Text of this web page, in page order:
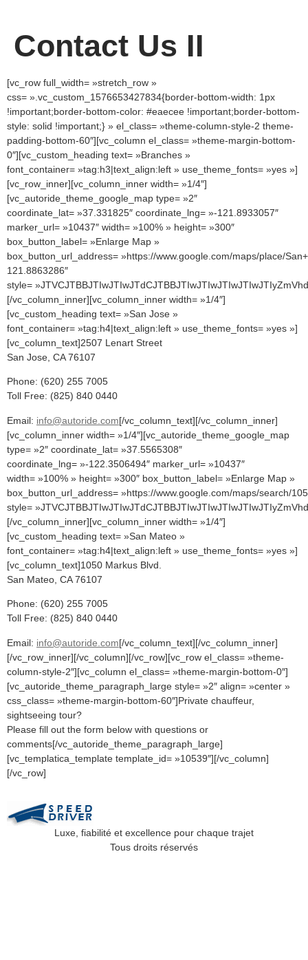
Contact Us II
[vc_row full_width= »stretch_row » css= ».vc_custom_1576653427834{border-bottom-width: 1px !important;border-bottom-color: #eaecee !important;border-bottom-style: solid !important;} » el_class= »theme-column-style-2 theme-padding-bottom-60″][vc_column el_class= »theme-margin-bottom-0″][vc_custom_heading text= »Branches » font_container= »tag:h3|text_align:left » use_theme_fonts= »yes »][vc_row_inner][vc_column_inner width= »1/4″][vc_autoride_theme_google_map type= »2″ coordinate_lat= »37.331825″ coordinate_lng= »-121.8933057″ marker_url= »10437″ width= »100% » height= »300″ box_button_label= »Enlarge Map » box_button_url_address= »https://www.google.com/maps/place/San+Jose,+Kalifornia,+Stany+Zjednoczone/@37.331825,-121.8933057z/data=!4m5!3m4!1s0x808fcae48af93ff5:0xb99d8c0aca9f717b!8m2!3d37.3382082!4d-121.8863286″ style= »JTVCJTBBJTIwJTIwJTdCJTBBJTIwJTIwJTIwJTIwJTIyZmVhdHVyZVR5cGUlMjIlM0ElMjAlMjJhZG1pbmlzdHJhdGl2ZSUyMiUyQyUwQSUyMCUyMCUyMCUyMCUyMnN0eWxlcnMlMjIlM0ElMjAlNUIlMEElMjAlMjAlMjAlMjAlMjAlMjAlN0IlMEElMjAlMjAlMjAlMjAlMjAlMjAlMjAlMjAlMjJsaWdodG5lc3MlMjIlM0ElMjAtMTAwJTBBJTIwJTIwJTIwJTIwJTIwJTIwJTdEJTJDJTBBJTIwJTIwJTIwJTIwJTIwJTIwJTdCJTBBJTIwJTIwJTIwJTIwJTIwJTIwJTIwJTIwJTIydmlzaWJpbGl0eSUyMiUzQSUyMCUyMm9mZiUyMiUwQSUyMCUyMCUyMCUyMCUyMCUyMCU3RCUwQSUyMCUyMCUyMCUyMCU1RCUwQSUyMCUyMCU3RCUyQyUwQSUyMCUyMCU3QiUwQSUyMCUyMCUyMCUyMCUyMmZlYXR1cmVUeXBlJTIyJTNBJTIwJTIyYWRtaW5pc3RyYXRpdmUuY291bnRyeSUyMiUyQyUwQSUyMCUyMCUyMCUyMCUyMmVsZW1lbnRUeXBlJTIyJTNBJTIwJTIybGFiZWxzLnRleHQlMjIlMkMlMEElMjAlMjAlMjAlMjAlMjJzdHlsZXJzJTIyJTNBJTIwJTVCJTBBJTIwJTIwJTIwJTIwJTIwJTIwJTdCJTBBJTIwJTIwJTIwJTIwJTIwJTIwJTIwJTIwJTIyY29sb3IlMjIlM0ElMjAlMjIlMjNmZjAwMDAlMjIlMEElMjAlMjAlMjAlMjAlMjAlMjAlN0QlMkMlMEElMjAlMjAlMjAlMjAlMjAlMjAlN0IlMEElMjAlMjAlMjAlMjAlMjAlMjAlMjAlMjAlMjJnYW1tYSUyMiUzQSUyMCUyMjAuNTAlMjIlMEElMjAlMjAlMjAlMjAlMjAlMjAlN0QlMkMlMEElMjAlMjAlMjAlMjAlMjAlMjAlN0IlMEElMjAlMjAlMjAlMjAlMjAlMjAlMjAlMjAlMjJ2aXNpYmlsaXR5JTIyJTNBJTIwJTIyb2ZmJTIyJTBBJTIwJTIwJTIwJTIwJTIwJTIwJTdEJTBBJTIwJTIwJTIwJTIwJTVEJTBBJTIwJTIwJTdEJTJDJTBBJTIwJTIwJTdCJTBBJTIwJTIwJTIwJTIwJTIyZmVhdHVyZVR5cGUlMjIlM0ElMjAlMjJhZG1pbmlzdHJhdGl2ZS5uZWlnaGJvcmhvb2QlMjIlMkMlMEElMjAlMjAlMjAlMjAlMjJlbGVtZW50VHlwZSUyMiUzQSUyMCUyMmxhYmVscyUyMiUyQyUwQSUyMCUyMCUyMCUyMCUyMnN0eWxlcnMlMjIlM0ElMjAlNUIlMEElMjAlMjAlMjAlMjAlMjAlMjAlN0IlMEElMjAlMjAlMjAlMjAlMjAlMjAlMjAlMjAlMjJjb2xvciUyMiUzQSUyMCUyMiUyMzAwMDAwMCUyMiUwQSUyMCUyMCUyMCUyMCUyMCUyMCU3RCUyQyUwQSUyMCUyMCUyMCUyMCUyMCUyMCU3QiUwQSUyMCUyMCUyMCUyMCUyMCUyMCUyMCUyMCUyMnZpc2liaWxpdHklMjIlM0ElMjAlMjJvbiUyMiUwQSUyMCUyMCUyMCUyMCUyMCUyMCU3RCUwQSUyMCUyMCUyMCUyMCU1RCUwQSUyMCUyMCU3RCUyQyUwQSUyMCUyMCU3QiUwQSUyMCUyMCUyMCUyMCUyMmZlYXR1cmVUeXBlJTIyJTNBJTIwJTIyYWRtaW5pc3RyYXRpdmUubmVpZ2hib3Job29kJTIyJTJDJTBBJTIwJTIwJTIwJTIwJTIyZWxlbWVudFR5cGUlMjIlM0ElMjAlMjJsYWJlbHMudGV4dCUyMiUyQyUwQSUyMCUyMCUyMCUyMCUyMnN0eWxlcnMlMjIlM0ElMjAlNUIlMEElMjAlMjAlMjAlMjAlMjAlMjAlN0IlMEElMjAlMjAlMjAlMjAlMjAlMjAlMjAlMjAlMjJjb2xvciUyMiUzQSUyMCUyMiUyMzAwMDAwMCUyMiUwQSUyMCUyMCUyMCUyMCUyMCUyMCU3RCUyQyUwQSUyMCUyMCUyMCUyMCUyMCUyMCU3QiUwQSUyMCUyMCUyMCUyMCUyMCUyMCUyMCUyMCUyMmdhbW1hJTIyJTNBJTIwJTIyMC4wMCUyMiUwQSUyMCUyMCUyMCUyMCUyMCUyMCU3RCUyQyUwQSUyMCUyMCUyMCUyMCUyMCUyMCU3QiUwQSUyMCUyMCUyMCUyMCUyMCUyMCUyMCUyMCUyMnZpc2liaWxpdHklMjIlM0ElMjAlMjJvbiUyMiUwQSUyMCUyMCUyMCUyMCUyMCUyMCU3RCUyQyUwQSUyMCUyMCUyMCUyMCUyMCUyMCU3QiUwQSUyMCUyMCUyMCUyMCUyMCUyMCUyMCUyMCUyMndlaWdodCUyMiUzQSUyMCUyMjAuNTAlMjIlMEElMjAlMjAlMjAlMjAlMjAlMjAlN0QlMEElMjAlMjAlMjAlMjAlNUQlMEElMjAlMjAlN0QlMkMlMEElMjAlMjAlN0IlMEElMjAlMjAlMjAlMjAlMjJmZWF0dXJlVHlwZSUyMiUzQSUyMCUyMmFkbWluaXN0cmF0aXZlLm5laWdoYm9yaG9vZCUyMiUyQyUwQSUyMCUyMCUyMCUyMCUyMmVsZW1lbnRUeXBlJTIyJTNBJTIwJTIybGFiZWxzLnRleHQuc3Ryb2tlJTIyJTJDJTBBJTIwJTIwJTIwJTIwJTIyc3R5bGVycyUyMiUzQSUyMCU1QiUwQSUyMCUyMCUyMCUyMCUyMCUyMCU3QiUwQSUyMCUyMCUyMCUyMCUyMCUyMCUyMCUyMCUyMnZpc2liaWxpdHklMjIlM0ElMjAlMjJvZmYlMjIlMEElMjAlMjAlMjAlMjAlMjAlMjAlN0QlMEElMjAlMjAlMjAlMjAlNUQlMEElMjAlMjAlN0QlMkMlMEElMjAlMjAlN0IlMEElMjAlMjAlMjAlMjAlMjJmZWF0dXJlVHlwZSUyMiUzQSUyMCUyMmxhbmRzY2FwZSUyMiUyQyUwQSUyMCUyMCUyMCUyMCUyMmVsZW1lbnRUeXBlJTIyJTNBJTIwJTIyZ2VvbWV0cnklMjIlMkMlMEElMjAlMjAlMjAlMjAlMjJzdHlsZXJzJTIyJTNBJTIwJTVCJTBBJTIwJTIwJTIwJTIwJTIwJTIwJTdCJTBBJTIwJTIwJTIwJTIwJTIwJTIwJTIwJTIwJTIyY29sb3IlMjIlM0ElMjAlMjIlMjNmNmY2ZjYlMjIlMEElMjAlMjAlMjAlMjAlMjAlMjAlN0QlMkMlMEElMjAlMjAlMjAlMjAlMjAlMjAlN0IlMEElMjAlMjAlMjAlMjAlMjAlMjAlMjAlMjAlMjJ2aXNpYmlsaXR5JTIyJTNBJTIwJTIyb24lMjIlMEElMjAlMjAlMjAlMjAlMjAlMjAlN0QlMkMlMEElMjAlMjAlMjAlMjAlMjAlMjAlN0IlMEElMjAlMjAlMjAlMjAlMjAlMjAlMjAlMjAlMjJ3ZWlnaHQlMjIlM0ElMjAxJTBBJTIwJTIwJTIwJTIwJTIwJTIwJTdEJTBBJTIwJTIwJTIwJTIwJTVEJTBBJTIwJTIwJTdEJTJDJTBBJTIwJTIwJTdCJTBBJTIwJTIwJTIwJTIwJTIyZmVhdHVyZVR5cGUlMjIlM0ElMjAlMjJsYW5kc2NhcGUlMjIlMkMlMEElMjAlMjAlMjAlMjAlMjJlbGVtZW50VHlwZSUyMiUzQSUyMCUyMmxhYmVscyUyMiUyQyUwQSUyMCUyMCUyMCUyMCUyMnN0eWxlcnMlMjIlM0ElMjAlNUIlMEElMjAlMjAlMjAlMjAlMjAlMjAlN0IlMEElMjAlMjAlMjAlMjAlMjAlMjAlMjAlMjAlMjJodWUlMjIlM0ElMjAlMjIlMjMwMDAwMDAlMjIlMEElMjAlMjAlMjAlMjAlMjAlMjAlN0QlMkMlMEElMjAlMjAlMjAlMjAlMjAlMjAlN0IlMEElMjAlMjAlMjAlMjAlMjAlMjAlMjAlMjAlMjJzYXR1cmF0aW9uJTIyJTNBJTIwLTEwMCUwQSUyMCUyMCUyMCUyMCUyMCUyMCU3RCUyQyUwQSUyMCUyMCUyMCUyMCUyMCUyMCU3QiUwQSUyMCUyMCUyMCUyMCUyMCUyMCUyMCUyMCUyMmxpZ2h0bmVzcyUyMiUzQSUyMC0xMDAlMEElMjAlMjAlMjAlMjAlMjAlMjAlN0QlMkMlMEElMjAlMjAlMjAlMjAlMjAlMjAlN0IlMEElMjAlMjAlMjAlMjAlMjAlMjAlMjAlMjAlMjJ2aXNpYmlsaXR5JTIyJTNBJTIwJTIyb2ZmJTIyJTBBJTIwJTIwJTIwJTIwJTIwJTIwJTdEJTBBJTIwJTIwJTIwJTIwJTVEJTBBJTIwJTIwJTdEJTJDJTBBJTIwJTIwJTdCJTBBJTIwJTIwJTIwJTIwJTIyZmVhdHVyZVR5cGUlMjIlM0ElMjAlMjJsYW5kc2NhcGUubWFuX21hZGUlMjIlMkMlMEElMjAlMjAlMjAlMjAlMjJzdHlsZXJzJTIyJTNBJTIwJTVCJTBBJTIwJTIwJTIwJTIwJTIwJTIwJTdCJTBBJTIwJTIwJTIwJTIwJTIwJTIwJTIwJTIwJTIydmlzaWJpbGl0eSUyMiUzQSUyMCUyMnNpbXBsaWZpZWQlMjIlMEElMjAlMjAlMjAlMjAlMjAlMjAlN0QlMEElMjAlMjAlMjAlMjAlNUQlMEElMjAlMjAlN0QlMkMlMEElMjAlMjAlN0IlMEElMjAlMjAlMjAlMjAlMjJmZWF0dXJlVHlwZSUyMiUzQSUyMCUyMmxhbmRzY2FwZS5tYW5fbWFkZSUyMiUyQyUwQSUyMCUyMCUyMCUyMCUyMmVsZW1lbnRUeXBlJTIyJTNBJTIwJTIyZ2VvbWV0cnkuZmlsbCUyMiUyQyUwQSUyMCUyMCUyMCUyMCUyMnN0eWxlcnMlMjIlM0ElMjAlNUIlMEElMjAlMjAlMjAlMjAlMjAlMjAlN0IlMEElMjAlMjAlMjAlMjAlMjAlMjAlMjAlMjAlMjJjb2xvciUyMiUzQSUyMCUyMiUyM2Y2ZjZmNiUyMiUwQSUyMCUyMCUyMCUyMCUyMCUyMCU3RCUwQSUyMCUyMCUyMCUyMCU1RCUwQSUyMCUyMCU3RCUyQyUwQSUyMCUyMCU3QiUwQSUyMCUyMCUyMCUyMCUyMmZlYXR1cmVUeXBlJTIyJTNBJTIwJTIycG9pJTIyJTJDJTBBJTIwJTIwJTIwJTIwJTIyc3R5bGVycyUyMiUzQSUyMCU1QiUwQSUyMCUyMCUyMCUyMCUyMCUyMCU3QiUwQSUyMCUyMCUyMCUyMCUyMCUyMCUyMCUyMCUyMnNhdHVyYXRpb24lMjIlM0ElMjAtMTAwJTBBJTIwJTIwJTIwJTIwJTIwJTIwJTdEJTJDJTBBJTIwJTIwJTIwJTIwJTIwJTIwJTdCJTBBJTIwJTIwJTIwJTIwJTIwJTIwJTIwJTIwJTIybGlnaHRuZXNzJTIyJTNBJTIwLTEwMCUwQSUyMCUyMCUyMCUyMCUyMCUyMCU3RCUyQyUwQSUyMCUyMCUyMCUyMCUyMCUyMCU3QiUwQSUyMCUyMCUyMCUyMCUyMCUyMCUyMCUyMCUyMnZpc2liaWxpdHklMjIlM0ElMjAlMjJvZmYlMjIlMEElMjAlMjAlMjAlMjAlMjAlMjAlN0QlMEElMjAlMjAlMjAlMjAlNUQlMEElMjAlMjAlN0QlMkMlMEElMjAlMjAlN0IlMEElMjAlMjAlMjAlMjAlMjJmZWF0dXJlVHlwZSUyMiUzQSUyMCUyMnJvYWQlMjIlMkMlMEElMjAlMjAlMjAlMjAlMjJlbGVtZW50VHlwZSUyMiUzQSUyMCUyMmdlb21ldHJ5JTIyJTJDJTBBJTIwJTIwJTIwJTIwJTIyc3R5bGVycyUyMiUzQSUyMCU1QiUwQSUyMCUyMCUyMCUyMCUyMCUyMCU3QiUwQSUyMCUyMCUyMCUyMCUyMCUyMCUyMCUyMCUyMmNvbG9yJTIyJTNBJTIwJTIyJTIzY2VkM2Q5JTIyJTBBJTIwJTIwJTIwJTIwJTIwJTIwJTdEJTJDJTBBJTIwJTIwJTIwJTIwJTIwJTIwJTdCJTBBJTIwJTIwJTIwJTIwJTIwJTIwJTIwJTIwJTIydmlzaWJpbGl0eSUyMiUzQSUyMCUyMnNpbXBsaWZpZWQlMjIlMEElMjAlMjAlMjAlMjAlMjAlMjAlN0QlMkMlMEElMjAlMjAlMjAlMjAlMjAlMjAlN0IlMEElMjAlMjAlMjAlMjAlMjAlMjAlMjAlMjAlMjJ3ZWlnaHQlMjIlM0ElMjAxJTBBJTIwJTIwJTIwJTIwJTIwJTIwJTdEJTBBJTIwJTIwJTIwJTIwJTVEJTBBJTIwJTIwJTdEJTJDJTBBJTIwJTIwJTdCJTBBJTIwJTIwJTIwJTIwJTIyZmVhdHVyZVR5cGUlMjIlM0ElMjAlMjJyb2FkJTIyJTJDJTBBJTIwJTIwJTIwJTIwJTIyZWxlbWVudFR5cGUlMjIlM0ElMjAlMjJsYWJlbHMlMjIlMkMlMEElMjAlMjAlMjAlMjAlMjJzdHlsZXJzJTIyJTNBJTIwJTVCJTBBJTIwJTIwJTIwJTIwJTIwJTIwJTdCJTBBJTIwJTIwJTIwJTIwJTIwJTIwJTIwJTIwJTIydmlzaWJpbGl0eSUyMiUzQSUyMCUyMm9mZiUyMiUwQSUyMCUyMCUyMCUyMCUyMCUyMCU3RCUwQSUyMCUyMCUyMCUyMCU1RCUwQSUyMCUyMCU3RCUyQyUwQSUyMCUyMCU3QiUwQSUyMCUyMCUyMCUyMCUyMmZlYXR1cmVUeXBlJTIyJTNBJTIwJTIycm9hZCUyMiUyQyUwQSUyMCUyMCUyMCUyMCUyMmVsZW1lbnRUeXBlJTIyJTNBJTIwJTIybGFiZWxzLnRleHQlMjIlMkMlMEElMjAlMjAlMjAlMjAlMjJzdHlsZXJzJTIyJTNBJTIwJTVCJTBBJTIwJTIwJTIwJTIwJTIwJTIwJTdCJTBBJTIwJTIwJTIwJTIwJTIwJTIwJTIwJTIwJTIydmlzaWJpbGl0eSUyMiUzQSUyMCUyMm9mZiUyMiUwQSUyMCUyMCUyMCUyMCUyMCUyMCU3RCUwQSUyMCUyMCUyMCUyMCU1RCUwQSUyMCUyMCU3RCUyQyUwQSUyMCUyMCU3QiUwQSUyMCUyMCUyMCUyMCUyMmZlYXR1cmVUeXBlJTIyJTNBJTIwJTIycm9hZC5hcnRlcmlhbCUyMiUyQyUwQSUyMCUyMCUyMCUyMCUyMmVsZW1lbnRUeXBlJTIyJTNBJTIwJTIyZ2VvbWV0cnklMjIlMkMlMEElMjAlMjAlMjAlMjAlMjJzdHlsZXJzJTIyJTNBJTIwJTVCJTBBJTIwJTIwJTIwJTIwJTIwJTIwJTdCJTBBJTIwJTIwJTIwJTIwJTIwJTIwJTIwJTIwJTIydmlzaWJpbGl0eSUyMiUzQSUyMCUyMnNpbXBsaWZpZWQlMjIlMEElMjAlMjAlMjAlMjAlMjAlMjAlN0QlMEElMjAlMjAlMjAlMjAlNUQlMEElMjAlMjAlN0QlMkMlMEElMjAlMjAlN0IlMEElMjAlMjAlMjAlMjAlMjJmZWF0dXJlVHlwZSUyMiUzQSUyMCUyMnJvYWQuaGlnaHdheSUyMiUyQyUwQSUyMCUyMCUyMCUyMCUyMmVsZW1lbnRUeXBlJTIyJTNBJTIwJTIybGFiZWxzLnRleHQlMjIlMkMlMEElMjAlMjAlMjAlMjAlMjJzdHlsZXJzJTIyJTNBJTIwJTVCJTBBJTIwJTIwJTIwJTIwJTIwJTIwJTdCJTBBJTIwJTIwJTIwJTIwJTIwJTIwJTIwJTIwJTIyY29sb3IlMjIlM0ElMjAlMjIlMjM1NTY2NzclMjIlMEElMjAlMjAlMjAlMjAlMjAlMjAlN0QlMkMlMEElMjAlMjAlMjAlMjAlMjAlMjAlN0IlMEElMjAlMjAlMjAlMjAlMjAlMjAlMjAlMjAlMjJ2aXNpYmlsaXR5JTIyJTNBJTIwJTIyb2ZmJTIyJTBBJTIwJTIwJTIwJTIwJTIwJTIwJTdEJTBBJTIwJTIwJTIwJTIwJTVEJTBBJTIwJTIwJTdEJTJDJTBBJTIwJTIwJTdCJTBBJTIwJTIwJTIwJTIwJTIyZmVhdHVyZVR5cGUlMjIlM0ElMjAlMjJyb2FkLmxvY2FsJTIyJTJDJTBBJTIwJTIwJTIwJTIwJTIyZWxlbWVudFR5cGUlMjIlM0ElMjAlMjJsYWJlbHMlMjIlMkMlMEElMjAlMjAlMjAlMjAlMjJzdHlsZXJzJTIyJTNBJTIwJTVCJTBBJTIwJTIwJTIwJTIwJTIwJTIwJTdCJTBBJTIwJTIwJTIwJTIwJTIwJTIwJTIwJTIwJTIydmlzaWJpbGl0eSUyMiUzQSUyMCUyMm9mZiUyMiUwQSUyMCUyMCUyMCUyMCUyMCUyMCU3RCUwQSUyMCUyMCUyMCUyMCU1RCUwQSUyMCUyMCU3RCUyQyUwQSUyMCUyMCU3QiUwQSUyMCUyMCUyMCUyMCUyMmZlYXR1cmVUeXBlJTIyJTNBJTIwJTIycm9hZC5sb2NhbCUyMiUyQyUwQSUyMCUyMCUyMCUyMCUyMmVsZW1lbnRUeXBlJTIyJTNBJTIwJTIybGFiZWxzLnRleHQlMjIlMkMlMEElMjAlMjAlMjAlMjAlMjJzdHlsZXJzJTIyJTNBJTIwJTVCJTBBJTIwJTIwJTIwJTIwJTIwJTIwJTdCJTBBJTIwJTIwJTIwJTIwJTIwJTIwJTIwJTIwJTIyY29sb3IlMjIlM0ElMjAlMjIlMjM1NTY2NzclMjIlMEElMjAlMjAlMjAlMjAlMjAlMjAlN0QlMkMlMEElMjAlMjAlMjAlMjAlMjAlMjAlN0IlMEElMjAlMjAlMjAlMjAlMjAlMjAlMjAlMjAlMjJ2aXNpYmlsaXR5JTIyJTN
San Jose, CA 76107
Phone: (620) 255 7005
Toll Free: (825) 840 0440
Email: info@autoride.com[/vc_column_text][/vc_column_inner][vc_column_inner width= »1/4″][vc_autoride_theme_google_map type= »2″ coordinate_lat= »37.5565308″ coordinate_lng= »-122.3506494″ marker_url= »10437″ width= »100% » height= »300″ box_button_label= »Enlarge Map » box_button_url_address= »https://www.google.com/maps/search/1050+Markus+Blvd.+San+Mateo,+CA+76107/@37.5565308,-122.3506494z/data=!3m1!4b1″ style= »JTVCJTBBJTIwJTIwJTdCJTBBJTIwJTIwJTIwJTIwJTIyZmVhdHVyZVR5cGUlMjIlM0ElMjAlMjJhZG1pbmlzdHJhdGl2ZSUyMiUyQyUwQSUyMCUyMCUyMCUyMCUyMnN0eWxlcnMlMjIlM0ElMjAlNUIlMEElMjAlMjAlMjAlMjAlMjAlMjAlN0IlMEElMjAlMjAlMjAlMjAlMjAlMjAlMjAlMjAlMjJsaWdodG5lc3MlMjIlM0ElMjAtMTAwJTBBJTIwJTIwJTIwJTIwJTIwJTIwJTdEJTJDJTBBJTIwJTIwJTIwJTIwJTIwJTIwJTdCJTBBJTIwJTIwJTIwJTIwJTIwJTIwJTIwJTIwJTIydmlzaWJpbGl0eSUyMiUzQSUyMCUyMm9mZiUyMiUwQSUyMCUyMCUyMCUyMCUyMCUyMCU3RCUwQSUyMCUyMCUyMCUyMCU1RCUwQSUyMCUyMCU3RCUyQyUwQSUyMCUyMCU3QiUwQSUyMCUyMCUyMCUyMCUyMmZlYXR1cmVUeXBlJTIyJTNBJTIwJTIyYWRtaW5pc3RyYXRpdmUuY291bnRyeSUyMiUyQyUwQSUyMCUyMCUyMCUyMCUyMmVsZW1lbnRUeXBlJTIyJTNBJTIwJTIybGFiZWxzLnRleHQlMjIlMkMlMEElMjAlMjAlMjAlMjAlMjJzdHlsZXJzJTIyJTNBJTIwJTVCJTBBJTIwJTIwJTIwJTIwJTIwJTIwJTdCJTBBJTIwJTIwJTIwJTIwJTIwJTIwJTIwJTIwJTIyY29sb3IlMjIlM0ElMjAlMjIlMjNmZjAwMDAlMjIlMEElMjAlMjAlMjAlMjAlMjAlMjAlN0QlMkMlMEElMjAlMjAlMjAlMjAlMjAlMjAlN0IlMEElMjAlMjAlMjAlMjAlMjAlMjAlMjAlMjAlMjJnYW1tYSUyMiUzQSUyMCUyMjAuNTAlMjIlMEElMjAlMjAlMjAlMjAlMjAlMjAlN0QlMkMlMEElMjAlMjAlMjAlMjAlMjAlMjAlN0IlMEElMjAlMjAlMjAlMjAlMjAlMjAlMjAlMjAlMjJ2aXNpYmlsaXR5JTIyJTNBJTIwJTIyb2ZmJTIyJTBBJTIwJTIwJTIwJTIwJTIwJTIwJTdEJTBBJTIwJTIwJTIwJTIwJTVEJTBBJTIwJTIwJTdEJTJDJTBBJTIwJTIwJTdCJTBBJTIwJTIwJTIwJTIwJTIyZmVhdHVyZVR5cGUlMjIlM0ElMjAlMjJhZG1pbmlzdHJhdGl2ZS5uZWlnaGJvcmhvb2QlMjIlMkMlMEElMjAlMjAlMjAlMjAlMjJlbGVtZW50VHlwZSUyMiUzQSUyMCUyMmxhYmVscyUyMiUyQyUwQSUyMCUyMCUyMCUyMCUyMnN0eWxlcnMlMjIlM0ElMjAlNUIlMEElMjAlMjAlMjAlMjAlMjAlMjAlN0IlMEElMjAlMjAlMjAlMjAlMjAlMjAlMjAlMjAlMjJjb2xvciUyMiUzQSUyMCUyMiUyMzAwMDAwMCUyMiUwQSUyMCUyMCUyMCUyMCUyMCUyMCU3RCUyQyUwQSUyMCUyMCUyMCUyMCUyMCUyMCU3QiUwQSUyMCUyMCUyMCUyMCUyMCUyMCUyMCUyMCUyMnZpc2liaWxpdHklMjIlM0ElMjAlMjJvbiUyMiUwQSUyMCUyMCUyMCUyMCUyMCUyMCU3RCUwQSUyMCUyMCUyMCUyMCU1RCUwQSUyMCUyMCU3RCUyQyUwQSUyMCUyMCU3QiUwQSUyMCUyMCUyMCUyMCUyMmZlYXR1cmVUeXBlJTIyJTNBJTIwJTIyYWRtaW5pc3RyYXRpdmUubmVpZ2hib3Job29kJTIyJTJDJTBBJTIwJTIwJTIwJTIwJTIyZWxlbWVudFR5cGUlMjIlM0ElMjAlMjJsYWJlbHMudGV4dCUyMiUyQyUwQSUyMCUyMCUyMCUyMCUyMnN0eWxlcnMlMjIlM0ElMjAlNUIlMEElMjAlMjAlMjAlMjAlMjAlMjAlN0IlMEElMjAlMjAlMjAlMjAlMjAlMjAlMjAlMjAlMjJjb2xvciUyMiUzQSUyMCUyMiUyMzAwMDAwMCUyMiUwQSUyMCUyMCUyMCUyMCUyMCUyMCU3RCUyQyUwQSUyMCUyMCUyMCUyMCUyMCUyMCU3QiUwQSUyMCUyMCUyMCUyMCUyMCUyMCUyMCUyMCUyMmdhbW1hJTIyJTNBJTIwJTIyMC4wMCUyMiUwQSUyMCUyMCUyMCUyMCUyMCUyMCU3RCUyQyUwQSUyMCUyMCUyMCUyMCUyMCUyMCU3QiUwQSUyMCUyMCUyMCUyMCUyMCUyMCUyMCUyMCUyMnZpc2liaWxpdHklMjIlM0ElMjAlMjJvbiUyMiUwQSUyMCUyMCUyMCUyMCUyMCUyMCU3RCUyQyUwQSUyMCUyMCUyMCUyMCUyMCUyMCU3QiUwQSUyMCUyMCUyMCUyMCUyMCUyMCUyMCUyMCUyMndlaWdodCUyMiUzQSUyMCUyMjAuNTAlMjIlMEElMjAlMjAlMjAlMjAlMjAlMjAlN0QlMEElMjAlMjAlMjAlMjAlNUQlMEElMjAlMjAlN0QlMkMlMEElMjAlMjAlN0IlMEElMjAlMjAlMjAlMjAlMjJmZWF0dXJlVHlwZSUyMiUzQSUyMCUyMmFkbWluaXN0cmF0aXZlLm5laWdoYm9yaG9vZCUyMiUyQyUwQSUyMCUyMCUyMCUyMCUyMmVsZW1lbnRUeXBlJTIyJTNBJTIwJTIybGFiZWxzLnRleHQuc3Ryb2tlJTIyJTJDJTBBJTIwJTIwJTIwJTIwJTIyc3R5bGVycyUyMiUzQSUyMCU1QiUwQSUyMCUyMCUyMCUyMCUyMCUyMCU3QiUwQSUyMCUyMCUyMCUyMCUyMCUyMCUyMCUyMCUyMnZpc2liaWxpdHklMjIlM0ElMjAlMjJvZmYlMjIlMEElMjAlMjAlMjAlMjAlMjAlMjAlN0QlMEElMjAlMjAlMjAlMjAlNUQlMEElMjAlMjAlN0QlMkMlMEElMjAlMjAlN0IlMEElMjAlMjAlMjAlMjAlMjJmZWF0dXJlVHlwZSUyMiUzQSUyMCUyMmxhbmRzY2FwZSUyMiUyQyUwQSUyMCUyMCUyMCUyMCUyMmVsZW1lbnRUeXBlJTIyJTNBJTIwJTIyZ2VvbWV0cnklMjIlMkMlMEElMjAlMjAlMjAlMjAlMjJzdHlsZXJzJTIyJTNBJTIwJTVCJTBBJTIwJTIwJTIwJTIwJTIwJTIwJTdCJTBBJTIwJTIwJTIwJTIwJTIwJTIwJTIwJTIwJTIyY29sb3IlMjIlM0ElMjAlMjIlMjNmNmY2ZjYlMjIlMEElMjAlMjAlMjAlMjAlMjAlMjAlN0QlMkMlMEElMjAlMjAlMjAlMjAlMjAlMjAlN0IlMEElMjAlMjAlMjAlMjAlMjAlMjAlMjAlMjAlMjJ2aXNpYmlsaXR5JTIyJTNBJTIwJTIyb24lMjIlMEElMjAlMjAlMjAlMjAlMjAlMjAlN0QlMkMlMEElMjAlMjAlMjAlMjAlMjAlMjAlN0IlMEElMjAlMjAlMjAlMjAlMjAlMjAlMjAlMjAlMjJ3ZWlnaHQlMjIlM0ElMjAxJTBBJTIwJTIwJTIwJTIwJTIwJTIwJTdEJTBBJTIwJTIwJTIwJTIwJTVEJTBBJTIwJTIwJTdEJTJDJTBBJTIwJTIwJTdCJTBBJTIwJTIwJTIwJTIwJTIyZmVhdHVyZVR5cGUlMjIlM0ElMjAlMjJsYW5kc2NhcGUlMjIlMkMlMEElMjAlMjAlMjAlMjAlMjJlbGVtZW50VHlwZSUyMiUzQSUyMCUyMmxhYmVscyUyMiUyQyUwQSUyMCUyMCUyMCUyMCUyMnN0eWxlcnMlMjIlM0ElMjAlNUIlMEElMjAlMjAlMjAlMjAlMjAlMjAlN0IlMEElMjAlMjAlMjAlMjAlMjAlMjAlMjAlMjAlMjJodWUlMjIlM0ElMjAlMjIlMjMwMDAwMDAlMjIlMEElMjAlMjAlMjAlMjAlMjAlMjAlN0QlMkMlMEElMjAlMjAlMjAlMjAlMjAlMjAlN0IlMEElMjAlMjAlMjAlMjAlMjAlMjAlMjAlMjAlMjJzYXR1cmF0aW9uJTIyJTNBJTIwLTEwMCUwQSUyMCUyMCUyMCUyMCUyMCUyMCU3RCUyQyUwQSUyMCUyMCUyMCUyMCUyMCUyMCU3QiUwQSUyMCUyMCUyMCUyMCUyMCUyMCUyMCUyMCUyMmxpZ2h0bmVzcyUyMiUzQSUyMC0xMDAlMEElMjAlMjAlMjAlMjAlMjAlMjAlN0QlMkMlMEElMjAlMjAlMjAlMjAlMjAlMjAlN0IlMEElMjAlMjAlMjAlMjAlMjAlMjAlMjAlMjAlMjJ2aXNpYmlsaXR5JTIyJTNBJTIwJTIyb2ZmJTIyJTBBJTIwJTIwJTIwJTIwJTIwJTIwJTdEJTBBJTIwJTIwJTIwJTIwJTVEJTBBJTIwJTIwJTdEJTJDJTBBJTIwJTIwJTdCJTBBJTIwJTIwJTIwJTIwJTIyZmVhdHVyZVR5cGUlMjIlM0ElMjAlMjJsYW5kc2NhcGUubWFuX21hZGUlMjIlMkMlMEElMjAlMjAlMjAlMjAlMjJzdHlsZXJzJTIyJTNBJTIwJTVCJTBBJTIwJTIwJTIwJTIwJTIwJTIwJTdCJTBBJTIwJTIwJTIwJTIwJTIwJTIwJTIwJTIwJTIydmlzaWJpbGl0eSUyMiUzQSUyMCUyMnNpbXBsaWZpZWQlMjIlMEElMjAlMjAlMjAlMjAlMjAlMjAlN0QlMEElMjAlMjAlMjAlMjAlNUQlMEElMjAlMjAlN0QlMkMlMEElMjAlMjAlN0IlMEElMjAlMjAlMjAlMjAlMjJmZWF0dXJlVHlwZSUyMiUzQSUyMCUyMmxhbmRzY2FwZS5tYW5fbWFkZSUyMiUyQyUwQSUyMCUyMCUyMCUyMCUyMmVsZW1lbnRUeXBlJTIyJTNBJTIwJTIyZ2VvbWV0cnkuZmlsbCUyMiUyQyUwQSUyMCUyMCUyMCUyMCUyMnN0eWxlcnMlMjIlM0ElMjAlNUIlMEElMjAlMjAlMjAlMjAlMjAlMjAlN0IlMEElMjAlMjAlMjAlMjAlMjAlMjAlMjAlMjAlMjJjb2xvciUyMiUzQSUyMCUyMiUyM2Y2ZjZmNiUyMiUwQSUyMCUyMCUyMCUyMCUyMCUyMCU3RCUwQSUyMCUyMCUyMCUyMCU1RCUwQSUyMCUyMCU3RCUyQyUwQSUyMCUyMCU3QiUwQSUyMCUyMCUyMCUyMCUyMmZlYXR1cmVUeXBlJTIyJTNBJTIwJTIycG9pJTIyJTJDJTBBJTIwJTIwJTIwJTIwJTIyc3R5bGVycyUyMiUzQSUyMCU1QiUwQSUyMCUyMCUyMCUyMCUyMCUyMCU3QiUwQSUyMCUyMCUyMCUyMCUyMCUyMCUyMCUyMCUyMnNhdHVyYXRpb24lMjIlM0ElMjAtMTAwJTBBJTIwJTIwJTIwJTIwJTIwJTIwJTdEJTJDJTBBJTIwJTIwJTIwJTIwJTIwJTIwJTdCJTBBJTIwJTIwJTIwJTIwJTIwJTIwJTIwJTIwJTIybGlnaHRuZXNzJTIyJTNBJTIwLTEwMCUwQSUyMCUyMCUyMCUyMCUyMCUyMCU3RCUyQyUwQSUyMCUyMCUyMCUyMCUyMCUyMCU3QiUwQSUyMCUyMCUyMCUyMCUyMCUyMCUyMCUyMCUyMnZpc2liaWxpdHklMjIlM0ElMjAlMjJvZmYlMjIlMEElMjAlMjAlMjAlMjAlMjAlMjAlN0QlMEElMjAlMjAlMjAlMjAlNUQlMEElMjAlMjAlN0QlMkMlMEElMjAlMjAlN0IlMEElMjAlMjAlMjAlMjAlMjJmZWF0dXJlVHlwZSUyMiUzQSUyMCUyMnJvYWQlMjIlMkMlMEElMjAlMjAlMjAlMjAlMjJlbGVtZW50VHlwZSUyMiUzQSUyMCUyMmdlb21ldHJ5JTIyJTJDJTBBJTIwJTIwJTIwJTIwJTIyc3R5bGVycyUyMiUzQSUyMCU1QiUwQSUyMCUyMCUyMCUyMCUyMCUyMCU3QiUwQSUyMCUyMCUyMCUyMCUyMCUyMCUyMCUyMCUyMmNvbG9yJTIyJTNBJTIwJTIyJTIzY2VkM2Q5JTIyJTBBJTIwJTIwJTIwJTIwJTIwJTIwJTdEJTJDJTBBJTIwJTIwJTIwJTIwJTIwJTIwJTdCJTBBJTIwJTIwJTIwJTIwJTIwJTIwJTIwJTIwJTIydmlzaWJpbGl0eSUyMiUzQSUyMCUyMnNpbXBsaWZpZWQlMjIlMEElMjAlMjAlMjAlMjAlMjAlMjAlN0QlMkMlMEElMjAlMjAlMjAlMjAlMjAlMjAlN0IlMEElMjAlMjAlMjAlMjAlMjAlMjAlMjAlMjAlMjJ3ZWlnaHQlMjIlM0ElMjAxJTBBJTIwJTIwJTIwJTIwJTIwJTIwJTdEJTBBJTIwJTIwJTIwJTIwJTVEJTBBJTIwJTIwJTdEJTJDJTBBJTIwJTIwJTdCJTBBJTIwJTIwJTIwJTIwJTIyZmVhdHVyZVR5cGUlMjIlM0ElMjAlMjJyb2FkJTIyJTJDJTBBJTIwJTIwJTIwJTIwJTIyZWxlbWVudFR5cGUlMjIlM0ElMjAlMjJsYWJlbHMlMjIlMkMlMEElMjAlMjAlMjAlMjAlMjJzdHlsZXJzJTIyJTNBJTIwJTVCJTBBJTIwJTIwJTIwJTIwJTIwJTIwJTdCJTBBJTIwJTIwJTIwJTIwJTIwJTIwJTIwJTIwJTIydmlzaWJpbGl0eSUyMiUzQSUyMCUyMm9mZiUyMiUwQSUyMCUyMCUyMCUyMCUyMCUyMCU3RCUwQSUyMCUyMCUyMCUyMCU1RCUwQSUyMCUyMCU3RCUyQyUwQSUyMCUyMCU3QiUwQSUyMCUyMCUyMCUyMCUyMmZlYXR1cmVUeXBlJTIyJTNBJTIwJTIycm9hZCUyMiUyQyUwQSUyMCUyMCUyMCUyMCUyMmVsZW1lbnRUeXBlJTIyJTNBJTIwJTIybGFiZWxzLnRleHQlMjIlMkMlMEElMjAlMjAlMjAlMjAlMjJzdHlsZXJzJTIyJTNBJTIwJTVCJTBBJTIwJTIwJTIwJTIwJTIwJTIwJTdCJTBBJTIwJTIwJTIwJTIwJTIwJTIwJTIwJTIwJTIydmlzaWJpbGl0eSUyMiUzQSUyMCUyMm9mZiUyMiUwQSUyMCUyMCUyMCUyMCUyMCUyMCU3RCUwQSUyMCUyMCUyMCUyMCU1RCUwQSUyMCUyMCU3RCUyQyUwQSUyMCUyMCU3QiUwQSUyMCUyMCUyMCUyMCUyMmZlYXR1cmVUeXBlJTIyJTNBJTIwJTIycm9hZC5hcnRlcmlhbCUyMiUyQyUwQSUyMCUyMCUyMCUyMCUyMmVsZW1lbnRUeXBlJTIyJTNBJTIwJTIyZ2VvbWV0cnklMjIlMkMlMEElMjAlMjAlMjAlMjAlMjJzdHlsZXJzJTIyJTNBJTIwJTVCJTBBJTIwJTIwJTIwJTIwJTIwJTIwJTdCJTBBJTIwJTIwJTIwJTIwJTIwJTIwJTIwJTIwJTIydmlzaWJpbGl0eSUyMiUzQSUyMCUyMnNpbXBsaWZpZWQlMjIlMEElMjAlMjAlMjAlMjAlMjAlMjAlN0QlMEElMjAlMjAlMjAlMjAlNUQlMEElMjAlMjAlN0QlMkMlMEElMjAlMjAlN0IlMEElMjAlMjAlMjAlMjAlMjJmZWF0dXJlVHlwZSUyMiUzQSUyMCUyMnJvYWQuaGlnaHdheSUyMiUyQyUwQSUyMCUyMCUyMCUyMCUyMmVsZW1lbnRUeXBlJTIyJTNBJTIwJTIybGFiZWxzLnRleHQlMjIlMkMlMEElMjAlMjAlMjAlMjAlMjJzdHlsZXJzJTIyJTNBJTIwJTVCJTBBJTIwJTIwJTIwJTIwJTIwJTIwJTdCJTBBJTIwJTIwJTIwJTIwJTIwJTIwJTIwJTIwJTIyY29sb3IlMjIlM0ElMjAlMjIlMjM1NTY2NzclMjIlMEElMjAlMjAlMjAlMjAlMjAlMjAlN0QlMkMlMEElMjAlMjAlMjAlMjAlMjAlMjAlN0IlMEElMjAlMjAlMjAlMjAlMjAlMjAlMjAlMjAlMjJ2aXNpYmlsaXR5JTIyJTNBJTIwJTIyb2ZmJTIyJTBBJTIwJTIwJTIwJTIwJTIwJTIwJTdEJTBBJTIwJTIwJTIwJTIwJTVEJTBBJTIwJTIwJTdEJTJDJTBBJTIwJTIwJTdCJTBBJTIwJTIwJTIwJTIwJTIyZmVhdHVyZVR5cGUlMjIlM0ElMjAlMjJyb2FkLmxvY2FsJTIyJTJDJTBBJTIwJTIwJTIwJTIwJTIyZWxlbWVudFR5cGUlMjIlM0ElMjAlMjJsYWJlbHMlMjIlMkMlMEElMjAlMjAlMjAlMjAlMjJzdHlsZXJzJTIyJTNBJTIwJTVCJTBBJTIwJTIwJTIwJTIwJTIwJTIwJTdCJTBBJTIwJTIwJTIwJTIwJTIwJTIwJTIwJTIwJTIydmlzaWJpbGl0eSUyMiUzQSUyMCUyMm9mZiUyMiUwQSUyMCUyMCUyMCUyMCUyMCUyMCU3RCUwQSUyMCUyMCUyMCUyMCU1RCUwQSUyMCUyMCU3RCUyQyUwQSUyMCUyMCU3QiUwQSUyMCUyMCUyMCUyMCUyMmZlYXR1cmVUeXBlJTIyJTNBJTIwJTIycm9hZC5sb2NhbCUyMiUyQyUwQSUyMCUyMCUyMCUyMCUyMmVsZW1lbnRUeXBlJTIyJTNBJTIwJTIybGFiZWxzLnRleHQlMjIlMkMlMEElMjAlMjAlMjAlMjAlMjJzdHlsZXJzJTIyJTNBJTIwJTVCJTBBJTIwJTIwJTIwJTIwJTIwJTIwJTdCJTBBJTIwJTIwJTIwJTIwJTIwJTIwJTIwJTIwJTIyY29sb3IlMjIlM0ElMjAlMjIlMjM1NTY2NzclMjIlMEElMjAlMjAlMjAlMjAlMjAlMjAlN0QlMkMlMEElMjAlMjAlMjAlMjAlMjAlMjAlN0IlMEElMjAlMjAlMjAlMjAlMjAlMjAlMjAlMjAlMjJ2aXNpYmlsaXR5JTIyJTNBJTIwJTIyb24lMjIlMEElMjAlMjAlMjAlMjAlMjAlMjAlN0QlMEElMjAlMjAlMjAlMjAlNUQlMEElMjAlMjAlN0QlMkMlMEElMjAlMjAlN0IlMEElMjAlMjAlMjAlMjAlMjJmZWF0dXJlVHlwZSUyMiUzQSUyMCUyMnJvYWQubG9jYWwlMjIlMkMlMEElMjAlMjAlMjAlMjAlMjJlbGVtZW50VHlwZSUyMiUzQSUyMCUyMmxhYmVscy50ZXh0LnN0cm9rZSUyMiUyQyUwQSUyMCUyMCUyMCUyMCUyMnN0eWxlcnMlMjIlM0ElMjAlNUIlMEElMjAlMjAlMjAlMjAlMjAlMjAlN0IlMEElMjAlMjAlMjAlMjAlMjAlMjAlMjAlMjAlMjJjb2xvciUyMiUzQSUyMCUyMiUyM2ZmZmZmZiUyMiUwQSUyMC
San Mateo, CA 76107
Phone: (620) 255 7005
Toll Free: (825) 840 0440
Email: info@autoride.com[/vc_column_text][/vc_column_inner]
[/vc_row_inner][/vc_column][/vc_row][vc_row el_class= »theme-
column-style-2″][vc_column el_class= »theme-margin-bottom-0″]
[vc_autoride_theme_paragraph_large style= »2″ align= »center »
css_class= »theme-margin-bottom-60″]Private chauffeur,
sightseeing tour?
Please fill out the form below with questions or
comments[/vc_autoride_theme_paragraph_large]
[vc_templatica_template template_id= »10539″][/vc_column]
[/vc_row]
Luxe, fiabilité et excellence pour chaque trajet
Tous droits réservés